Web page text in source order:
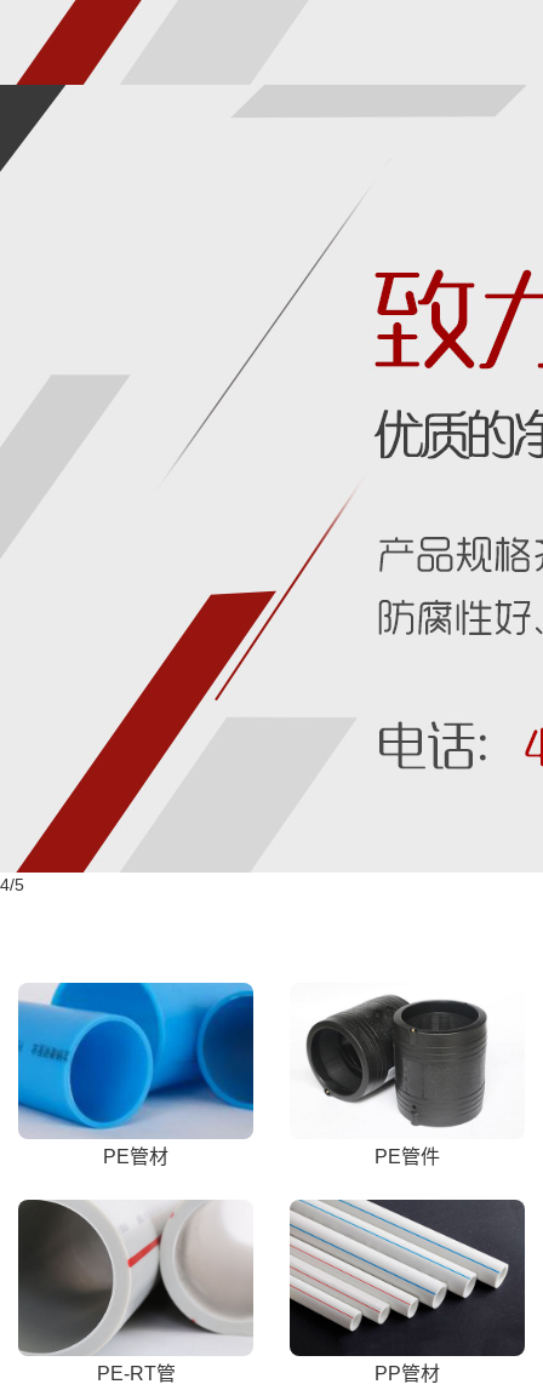
5/5
PE管材 PE管件
PE-RT管 PP管材